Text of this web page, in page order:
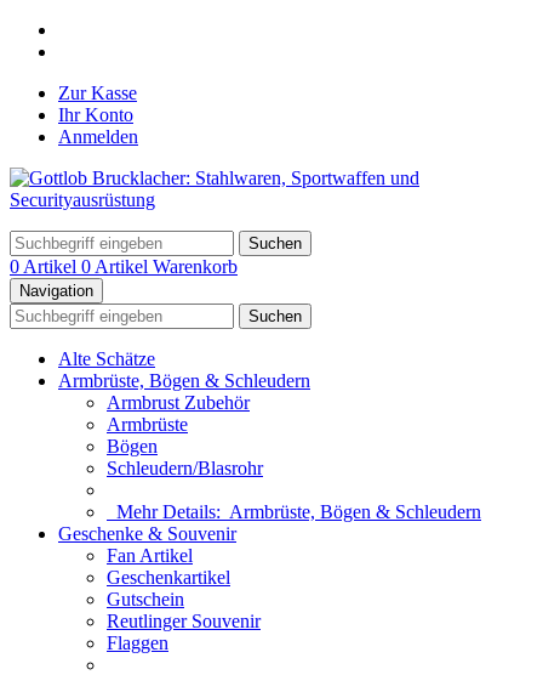
Zur Kasse
Ihr Konto
Anmelden
Suchen
0 Artikel 0 Artikel Warenkorb
Navigation
Suchen
Alte Schätze
Armbrüste, Bögen & Schleudern
Armbrust Zubehör
Armbrüste
Bögen
Schleudern/Blasrohr
Mehr Details: Armbrüste, Bögen & Schleudern
Geschenke & Souvenir
Fan Artikel
Geschenkartikel
Gutschein
Reutlinger Souvenir
Flaggen